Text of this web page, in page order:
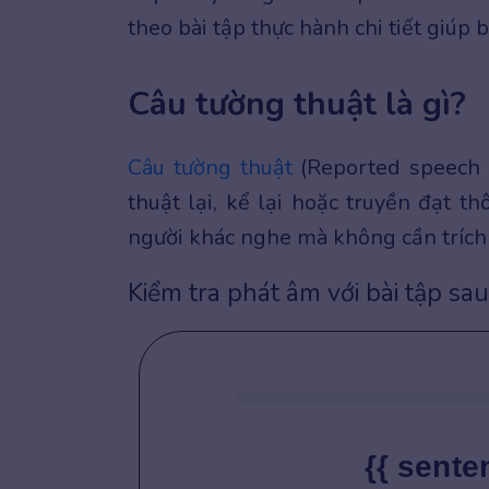
theo bài tập thực hành chi tiết giúp
Câu tường thuật là gì?
Câu tường thuật(Reported speech
thuật lại, kể lại hoặc truyền đạt
người khác nghe mà không cần
Kiểm tra phát âm với bài tập
{{